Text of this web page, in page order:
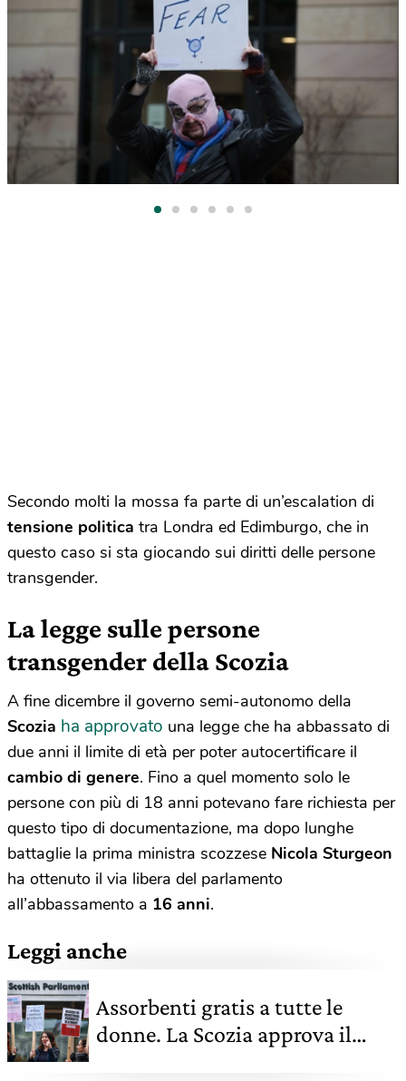
Secondo molti la mossa fa parte di un’escalation di
tensione politica tra Londra ed Edimburgo, che in
questo caso si sta giocando sui diritti delle persone
transgender.
La legge sulle persone
transgender della Scozia
A fine dicembre il governo semi-autonomo della
Scozia ha approvato una legge che ha abbassato di
due anni il limite di età per poter autocertificare il
cambio di genere. Fino a quel momento solo le
persone con più di 18 anni potevano fare richiesta per
questo tipo di documentazione, ma dopo lunghe
battaglie la prima ministra scozzese Nicola Sturgeon
ha ottenuto il via libera del parlamento
all’abbassamento a 16 anni.
Leggi anche
Assorbenti gratis a tutte le
donne. La Scozia approva il